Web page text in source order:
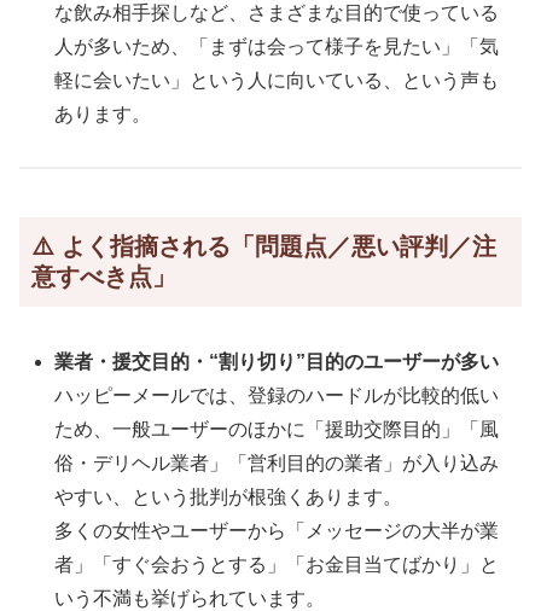
な飲み相手探しなど、さまざまな目的で使っている
人が多いため、「まずは会って様子を見たい」「気
軽に会いたい」という人に向いている、という声も
あります。
⚠️ よく指摘される「問題点／悪い評判／注
意すべき点」
業者・援交目的・“割り切り”目的のユーザーが多い
ハッピーメールでは、登録のハードルが比較的低い
ため、一般ユーザーのほかに「援助交際目的」「風
俗・デリヘル業者」「営利目的の業者」が入り込み
やすい、という批判が根強くあります。
多くの女性やユーザーから「メッセージの大半が業
者」「すぐ会おうとする」「お金目当てばかり」と
いう不満も挙げられています。